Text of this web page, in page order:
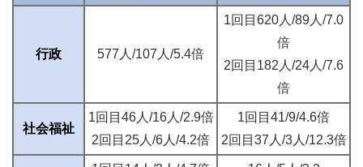
行政 577人/107人/5.4倍
1回目620人/89人/7.0
倍
2回目182人/24人/7.6
倍
社会福祉
1回目46人/16人/2.9倍
2回目25人/6人/4.2倍
1回目41/9/4.6倍
2回目37人/3人/12.3倍